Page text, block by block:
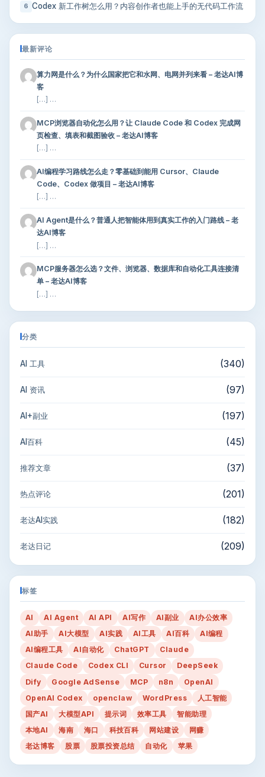
6 Codex 新工作树怎么用？内容创作者也能上手的无代码工作流
最新评论
算力网是什么？为什么国家把它和水网、电网并列来看 – 老达AI博
客
[…] …
MCP浏览器自动化怎么用？让 Claude Code 和 Codex 完成网
页检查、填表和截图验收 – 老达AI博客
[…] …
AI编程学习路线怎么走？零基础到能用 Cursor、Claude
Code、Codex 做项目 – 老达AI博客
[…] …
AI Agent是什么？普通人把智能体用到真实工作的入门路线 – 老
达AI博客
[…] …
MCP服务器怎么选？文件、浏览器、数据库和自动化工具连接清
单 – 老达AI博客
[…] …
分类
AI 工具 (340)
AI 资讯 (97)
AI+副业 (197)
AI百科 (45)
推荐文章 (37)
热点评论 (201)
老达AI实践 (182)
老达日记 (209)
标签
AI AI Agent AI API AI写作 AI副业
AI办公效率
AI助手
AI大模型 AI实践 AI工具 AI百科
AI编程
AI编程工具
AI自动化 ChatGPT
Claude
Claude Code
Codex CLI Cursor
DeepSeek
Dify
Google AdSense MCP n8n
OpenAI
OpenAI Codex
openclaw WordPress
人工智能
国产AI
大模型API 提示词 效率工具
智能助理
本地AI
海南 海口 科技百科 网站建设
网赚
老达博客
股票 股票投资总结 自动化 苹果